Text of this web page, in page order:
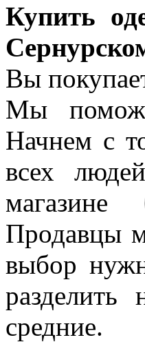
Купить
Вы
Мы
Начнем с
всех
магазине
Продавцы
выбор
средние.